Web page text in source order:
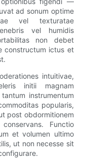
ad sonum optime
vel texturatae
vel humidis
non debet
constructum ictus et
intuitivae,
initii magnam
instrumentum
popularis,
post obdormitionem
Functio
et volumen ultimo
ut non necesse sit